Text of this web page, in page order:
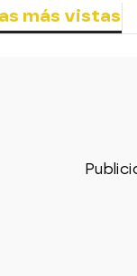
más vistas